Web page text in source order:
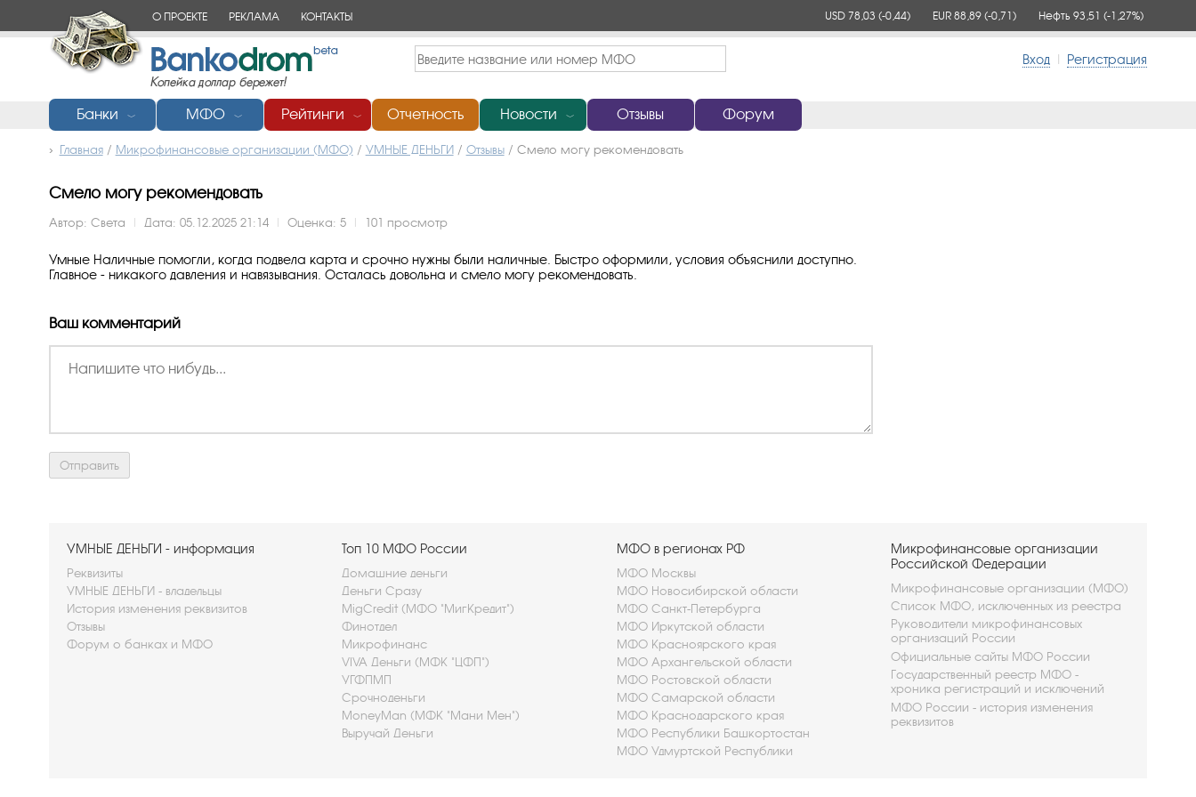
О ПРОЕКТЕ РЕКЛАМА КОНТАКТЫ USD 78,03 (-0,44) EUR 88,89 (-0,71) Нефть 93,51 (-1,27%)
Вход | Регистрация
Банки ﹀ МФО ﹀ Рейтинги ﹀ Отчетность Новости ﹀ Отзывы Форум
Главная/ Микрофинансовые организации (МФО) / УМНЫЕ ДЕНЬГИ/ Отзывы/ Смело могу рекомендовать
Смело могу рекомендовать
Автор: Света | Дата: 05.12.2025 21:14 | Оценка: 5 | 101 просмотр
Умные Наличные помогли, когда подвела карта и срочно нужны были наличные. Быстро оформили, условия объяснили доступно.
Главное - никакого давления и навязывания. Осталась довольна и смело могу рекомендовать.
Ваш комментарий
УМНЫЕ ДЕНЬГИ - информация
Реквизиты
УМНЫЕ ДЕНЬГИ - владельцы
История изменения реквизитов
Отзывы
Форум о банках и МФО
Топ 10 МФО России
Домашние деньги
Деньги Сразу
MigCredit (МФО "МигКредит")
Финотдел
Микрофинанс
VIVA Деньги (МФК "ЦФП")
УГФПМП
Срочноденьги
MoneyMan (МФК "Мани Мен")
Выручай Деньги
МФО в регионах РФ
МФО Москвы
МФО Новосибирской области
МФО Санкт-Петербурга
МФО Иркутской области
МФО Красноярского края
МФО Архангельской области
МФО Ростовской области
МФО Самарской области
МФО Краснодарского края
МФО Республики Башкортостан
МФО Удмуртской Республики
Микрофинансовые организации
Российской Федерации
Микрофинансовые организации (МФО)
Список МФО, исключенных из реестра
Руководители микрофинансовых
организаций России
Официальные сайты МФО России
Государственный реестр МФО -
хроника регистраций и исключений
МФО России - история изменения
реквизитов